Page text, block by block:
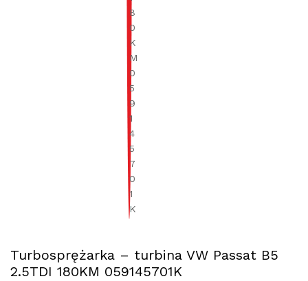
Turbosprężarka – turbina VW Passat B5
2.5TDI 180KM 059145701K